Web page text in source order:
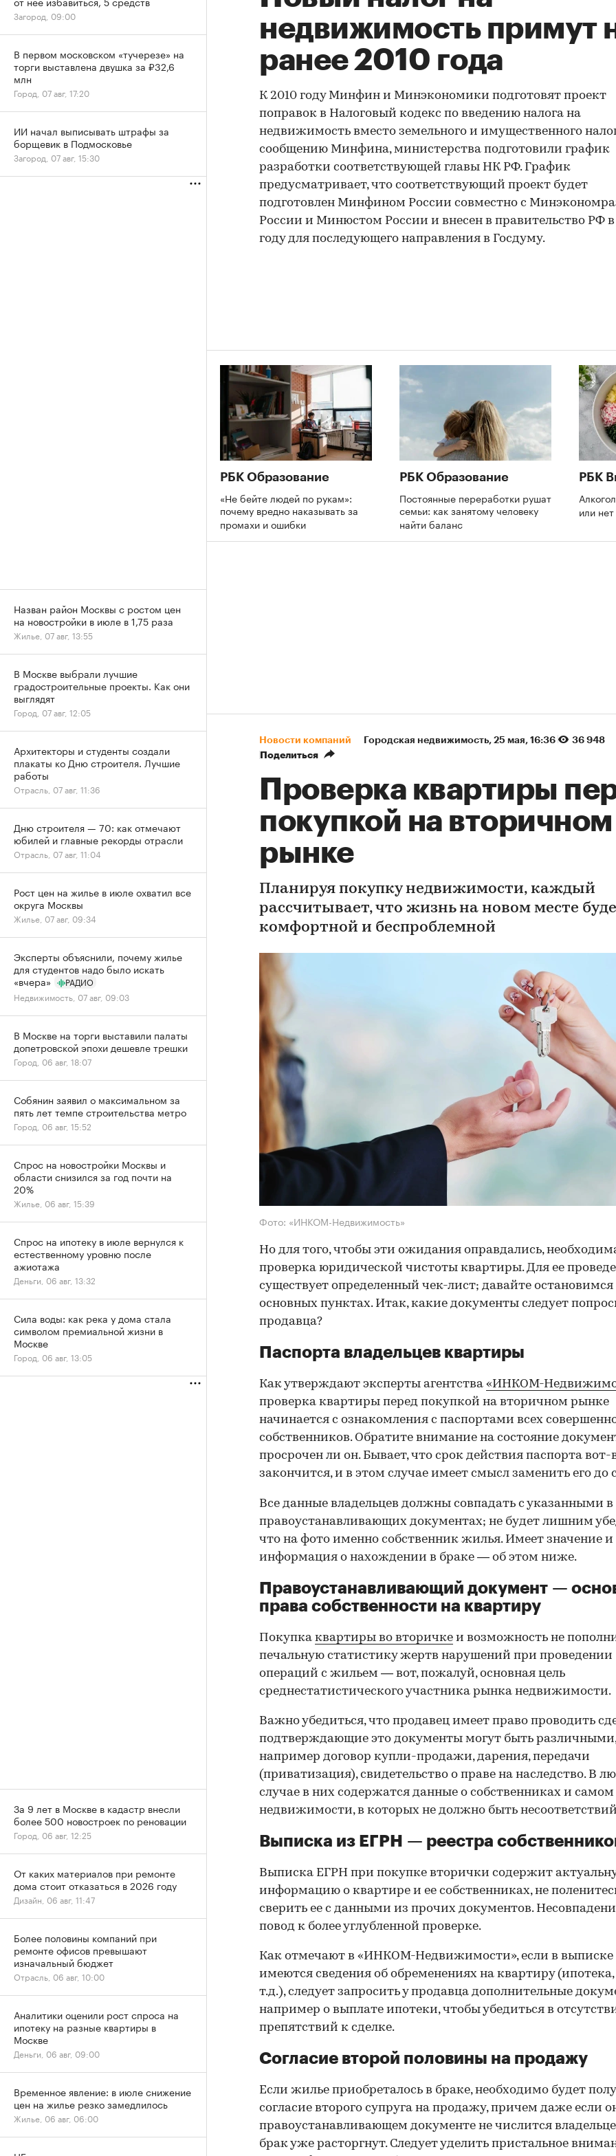
недвижимость примут
ранее 2010 года
К 2010 году Минфин и Минэкономики подготовят проект
поправок в Налоговый кодекс по введению налога на
недвижимость вместо земельного и имущественного
сообщению Минфина, министерства подготовили график
разработки соответствующей главы НК РФ. График
предусматривает, что соответствующий проект будет
подготовлен Минфином России совместно с
России и Минюстом России и внесен в правительство РФ в
году для последующего направления в Госдуму.
РБК Образование
«Не бейте людей по рукам»:
почему вредно наказывать за
промахи и ошибки
РБК Образование
Постоянные переработки рушат
семьи: как занятому человеку
найти баланс
РБК
или нет
Новости компаний Городская недвижимость⁠, 25 мая, 16:36
36 948
Поделиться
Проверка квартиры
покупкой на вторичном
рынке
Планируя покупку недвижимости, каждый
рассчитывает, что жизнь на новом месте
комфортной и беспроблемной
Фото: «ИНКОМ-Недвижимость»
Но для того, чтобы эти ожидания оправдались,
проверка юридической чистоты квартиры. Для ее
существует определенный чек-лист; давайте остановимся
основных пунктах. Итак, какие документы следует
продавца?
Паспорта владельцев квартиры
Как утверждают эксперты агентства «ИНКОМ-
проверка квартиры перед покупкой на вторичном рынке
начинается с ознакомления с паспортами всех
собственников. Обратите внимание на состояние
просрочен ли он. Бывает, что срок действия паспорта вот-
закончится, и в этом случае имеет смысл заменить его до
Все данные владельцев должны совпадать с указанными в
правоустанавливающих документах; не будет лишним
что на фото именно собственник жилья. Имеет значение и
информация о нахождении в браке — об этом ниже.
Правоустанавливающий документ —
права собственности на квартиру
Покупка квартиры во вторичке и возможность не
печальную статистику жертв нарушений при проведении
операций с жильем — вот, пожалуй, основная цель
среднестатистического участника рынка недвижимости.
Важно убедиться, что продавец имеет право проводить
подтверждающие это документы могут быть различными,
например договор купли-продажи, дарения, передачи
(приватизация), свидетельство о праве на наследство. В
случае в них содержатся данные о собственниках и самом
недвижимости, в которых не должно быть
Выписка из ЕГРН — реестра
Выписка ЕГРН при покупке вторички содержит
информацию о квартире и ее собственниках, не
сверить ее с данными из прочих документов.
повод к более углубленной проверке.
Как отмечают в «ИНКОМ-Недвижимости», если в выписке
имеются сведения об обременениях на квартиру (ипотека,
т.д.), следует запросить у продавца дополнительные
например о выплате ипотеки, чтобы убедиться в
препятствий к сделке.
Согласие второй половины на продажу
Если жилье приобреталось в браке, необходимо будет
согласие второго супруга на продажу, причем даже если
правоустанавливающем документе не числится
брак уже расторгнут. Следует уделить пристальное
Загород, 09:00
В первом московском «тучерезе» на
торги выставлена двушка за ₽32,6
млн
Город, 07 авг, 17:20
ИИ начал выписывать штрафы за
борщевик в Подмосковье
Загород, 07 авг, 15:30
Назван район Москвы с ростом цен
на новостройки в июле в 1,75 раза
Жилье, 07 авг, 13:55
В Москве выбрали лучшие
градостроительные проекты. Как они
выглядят
Город, 07 авг, 12:05
Архитекторы и студенты создали
плакаты ко Дню строителя. Лучшие
работы
Отрасль, 07 авг, 11:36
Дню строителя — 70: как отмечают
юбилей и главные рекорды отрасли
Отрасль, 07 авг, 11:04
Рост цен на жилье в июле охватил все
округа Москвы
Жилье, 07 авг, 09:34
Эксперты объяснили, почему жилье
для студентов надо было искать
«вчера»
РАДИО
Недвижимость, 07 авг, 09:03
В Москве на торги выставили палаты
допетровской эпохи дешевле трешки
Город, 06 авг, 18:07
Собянин заявил о максимальном за
пять лет темпе строительства метро
Город, 06 авг, 15:52
Спрос на новостройки Москвы и
области снизился за год почти на
20%
Жилье, 06 авг, 15:39
Спрос на ипотеку в июле вернулся к
естественному уровню после
ажиотажа
Деньги, 06 авг, 13:32
Сила воды: как река у дома стала
символом премиальной жизни в
Москве
Город, 06 авг, 13:05
За 9 лет в Москве в кадастр внесли
более 500 новостроек по реновации
Город, 06 авг, 12:25
От каких материалов при ремонте
дома стоит отказаться в 2026 году
Дизайн, 06 авг, 11:47
Более половины компаний при
ремонте офисов превышают
изначальный бюджет
Отрасль, 06 авг, 10:00
Аналитики оценили рост спроса на
ипотеку на разные квартиры в
Москве
Деньги, 06 авг, 09:00
Временное явление: в июле снижение
цен на жилье резко замедлилось
Жилье, 06 авг, 06:00